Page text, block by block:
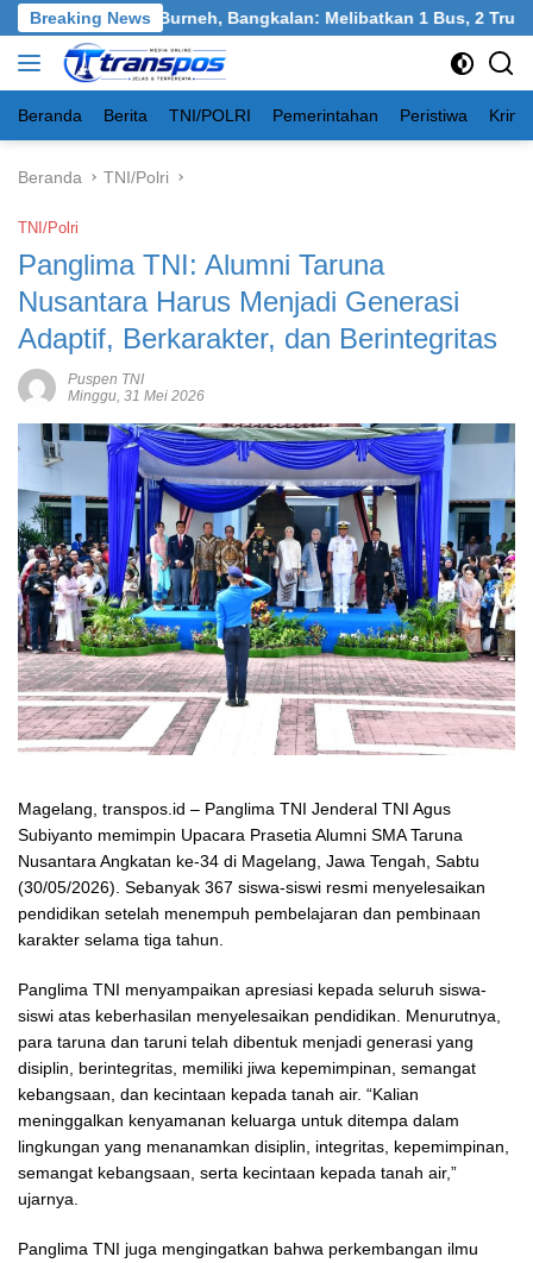
Langsung
ke
konten
Breaking News
Tangkel, Burneh, Bangkalan: Melibatkan 1 Bus, 2 Truk, 1
Beranda Berita TNI/POLRI Pemerintahan Peristiwa
Beranda TNI/Polri
TNI/Polri
Panglima TNI: Alumni Taruna
Nusantara Harus Menjadi Generasi
Adaptif, Berkarakter, dan Berintegritas
Puspen TNI
Minggu, 31 Mei 2026
Magelang, transpos.id – Panglima TNI Jenderal TNI Agus
Subiyanto memimpin Upacara Prasetia Alumni SMA Taruna
Nusantara Angkatan ke-34 di Magelang, Jawa Tengah, Sabtu
(30/05/2026). Sebanyak 367 siswa-siswi resmi menyelesaikan
pendidikan setelah menempuh pembelajaran dan pembinaan
karakter selama tiga tahun.
Panglima TNI menyampaikan apresiasi kepada seluruh siswa-
siswi atas keberhasilan menyelesaikan pendidikan. Menurutnya,
para taruna dan taruni telah dibentuk menjadi generasi yang
disiplin, berintegritas, memiliki jiwa kepemimpinan, semangat
kebangsaan, dan kecintaan kepada tanah air. “Kalian
meninggalkan kenyamanan keluarga untuk ditempa dalam
lingkungan yang menanamkan disiplin, integritas, kepemimpinan,
semangat kebangsaan, serta kecintaan kepada tanah air,”
ujarnya.
Panglima TNI juga mengingatkan bahwa perkembangan ilmu